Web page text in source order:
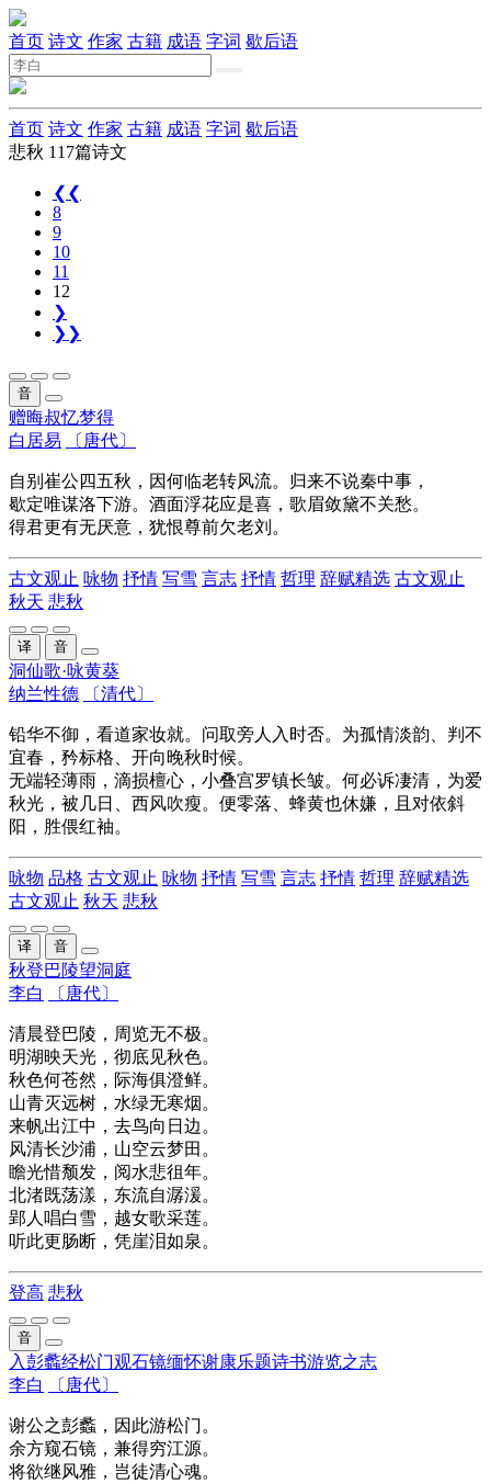
首页 诗文 作家 古籍 成语 字词 歇后语
首页 诗文 作家 古籍 成语 字词 歇后语
悲秋 117篇诗文
❮❮
8
9
10
11
12
❯
❯❯
音
赠晦叔忆梦得
白居易
〔唐代〕
自别崔公四五秋，因何临老转风流。归来不说秦中事，
歇定唯谋洛下游。酒面浮花应是喜，歌眉敛黛不关愁。
得君更有无厌意，犹恨尊前欠老刘。
古文观止 咏物 抒情 写雪 言志 抒情 哲理 辞赋精选 古文观止
秋天 悲秋
译 音
洞仙歌·咏黄葵
纳兰性德
〔清代〕
铅华不御，看道家妆就。问取旁人入时否。为孤情淡韵、判不
宜春，矜标格、开向晚秋时候。
无端轻薄雨，滴损檀心，小叠宫罗镇长皱。何必诉凄清，为爱
秋光，被几日、西风吹瘦。便零落、蜂黄也休嫌，且对依斜
阳，胜偎红袖。
咏物 品格 古文观止 咏物 抒情 写雪 言志 抒情 哲理 辞赋精选
古文观止 秋天 悲秋
译 音
秋登巴陵望洞庭
李白
〔唐代〕
清晨登巴陵 ， 周览无不极。
明湖映天光，彻底见秋色。
秋色何苍然， 际海俱澄鲜。
山青灭远树，水绿无寒烟。
来帆出江中，去鸟向日边。
风清长沙浦 ，山空云梦田。
瞻光惜颓发， 阅水悲徂年。
北渚既荡漾，东流自潺湲。
郢人 唱白雪，越女歌采莲。
听此更肠断，凭崖泪如泉。
登高 悲秋
音
入彭蠡经松门观石镜缅怀谢康乐题诗书游览之志
李白
〔唐代〕
谢公之彭蠡，因此游松门。
余方窥石镜，兼得穷江源。
将欲继风雅，岂徒清心魂。